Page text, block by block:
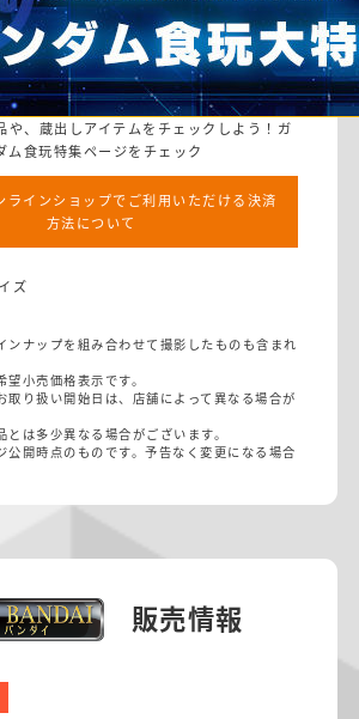
や、蔵出しアイテムをチェックしよう！ガ
ム食玩特集ページをチェック
ラインショップでご利用いただける決済
方法について
ズ
ナップを組み合わせて撮影したものも含まれ
小売価格表示です。
り扱い開始日は、店舗によって異なる場合が
は多少異なる場合がございます。
開時点のものです。予告なく変更になる場合
販売情報